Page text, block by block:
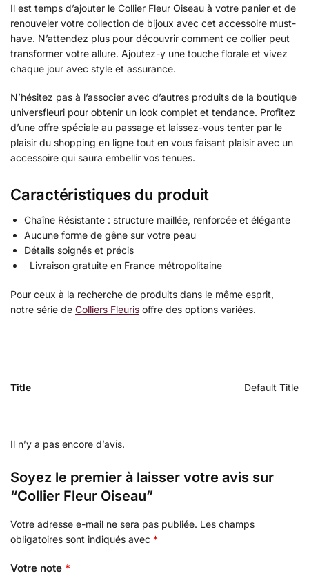
Il est temps d’ajouter le Collier Fleur Oiseau à votre panier et de
renouveler votre collection de bijoux avec cet accessoire must-
have. N’attendez plus pour découvrir comment ce collier peut
transformer votre allure. Ajoutez-y une touche florale et vivez
chaque jour avec style et assurance.
N’hésitez pas à l’associer avec d’autres produits de la boutique
universfleuri pour obtenir un look complet et tendance. Profitez
d’une offre spéciale au passage et laissez-vous tenter par le
plaisir du shopping en ligne tout en vous faisant plaisir avec un
accessoire qui saura embellir vos tenues.
Caractéristiques du produit
Chaîne Résistante : structure maillée, renforcée et élégante
Aucune forme de gêne sur votre peau
Détails soignés et précis
Livraison gratuite en France métropolitaine
Pour ceux à la recherche de produits dans le même esprit,
notre série de Colliers Fleuris offre des options variées.
Title Default Title
Il n’y a pas encore d’avis.
Soyez le premier à laisser votre avis sur
“Collier Fleur Oiseau”
Votre adresse e-mail ne sera pas publiée. Les champs
obligatoires sont indiqués avec *
Votre note *